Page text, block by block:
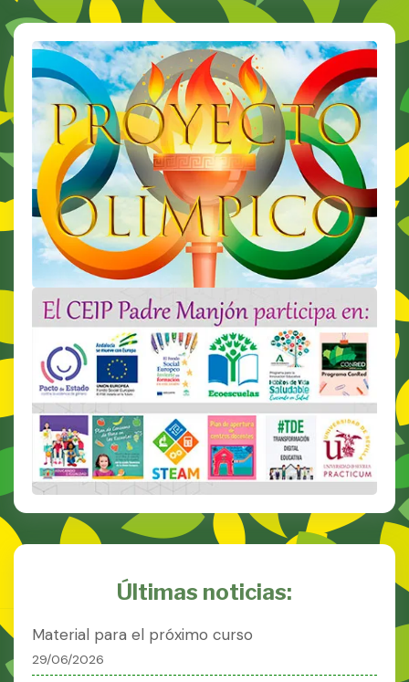
Últimas noticias:
Material para el próximo curso
29/06/2026